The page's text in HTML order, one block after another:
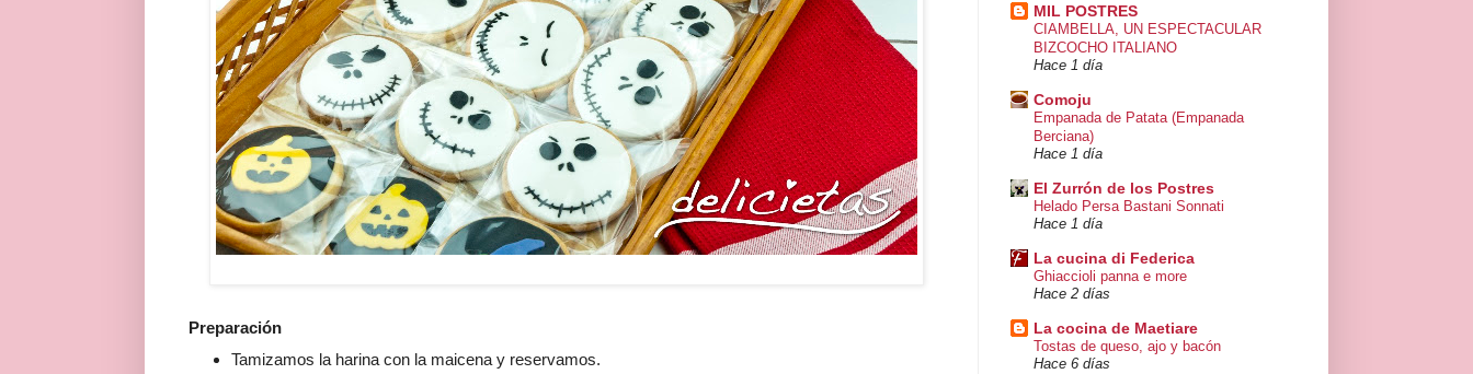
Preparación
Tamizamos la harina con la maicena y reservamos.
MIL POSTRES
CIAMBELLA, UN ESPECTACULAR
BIZCOCHO ITALIANO
Hace 1 día
Comoju
Empanada de Patata (Empanada
Berciana)
Hace 1 día
El Zurrón de los Postres
Helado Persa Bastani Sonnati
Hace 1 día
La cucina di Federica
Ghiaccioli panna e more
Hace 2 días
La cocina de Maetiare
Tostas de queso, ajo y bacón
Hace 6 días